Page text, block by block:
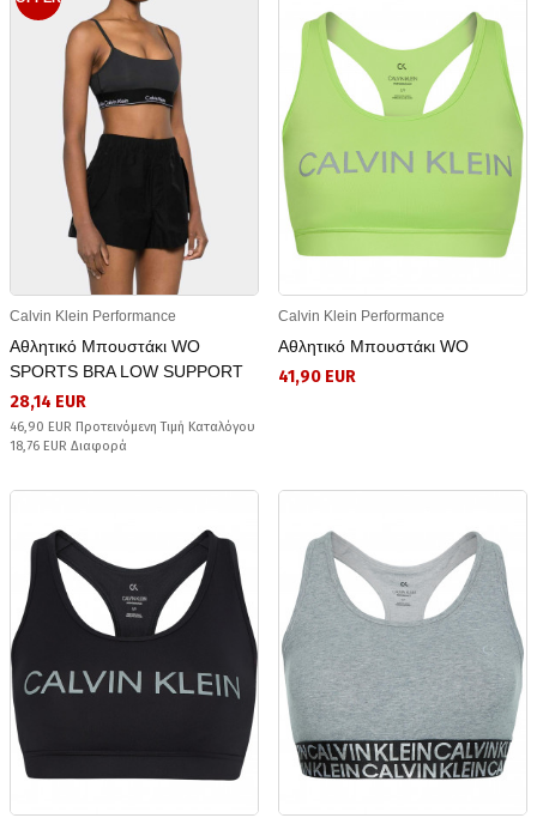
Calvin Klein Performance
Αθλητικό Μπουστάκι WO
SPORTS BRA LOW SUPPORT
28,14 EUR
46,90 EUR Προτεινόμενη Τιμή Καταλόγου
18,76 EUR Διαφορά
Calvin Klein Performance
Αθλητικό Μπουστάκι WO
41,90 EUR